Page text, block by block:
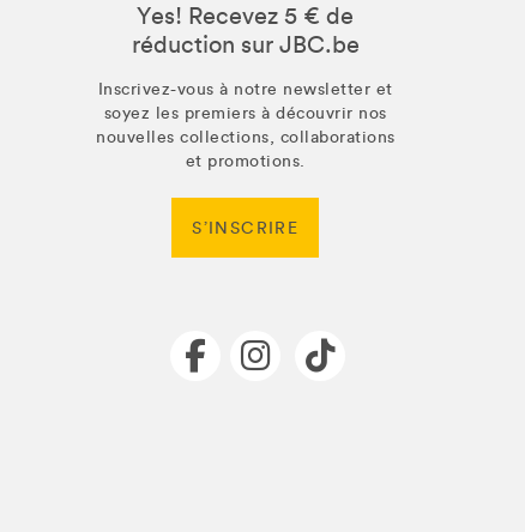
Yes! Recevez 5 € de
réduction sur JBC.be
Inscrivez-vous à notre newsletter et
soyez les premiers à découvrir nos
nouvelles collections, collaborations
et promotions.
S’INSCRIRE